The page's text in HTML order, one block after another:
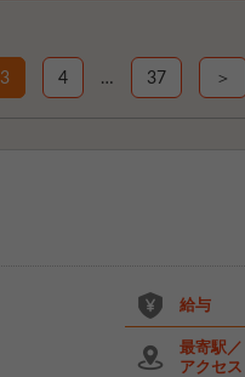
3 4 … 37 ＞
給与
最寄駅／
アクセス